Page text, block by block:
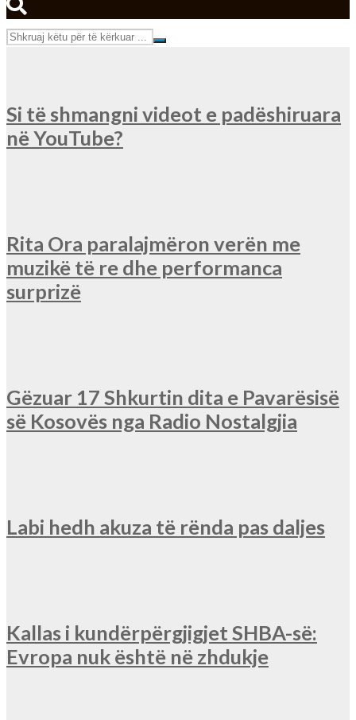
Si të shmangni videot e padëshiruara
në YouTube?
Rita Ora paralajmëron verën me
muzikë të re dhe performanca
surprizë
Gëzuar 17 Shkurtin dita e Pavarësisë
së Kosovës nga Radio Nostalgjia
Labi hedh akuza të rënda pas daljes
Kallas i kundërpërgjigjet SHBA-së:
Evropa nuk është në zhdukje